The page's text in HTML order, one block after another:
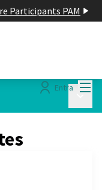
Participants PAM
Entra